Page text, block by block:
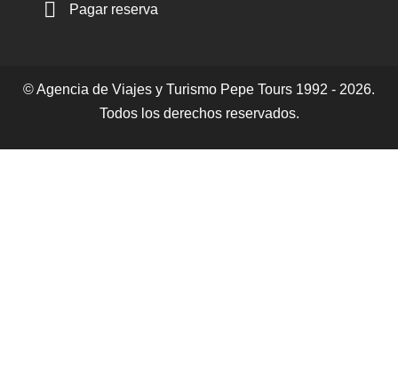
Pagar reserva
© Agencia de Viajes y Turismo Pepe Tours 1992 - 2026.
Todos los derechos reservados.